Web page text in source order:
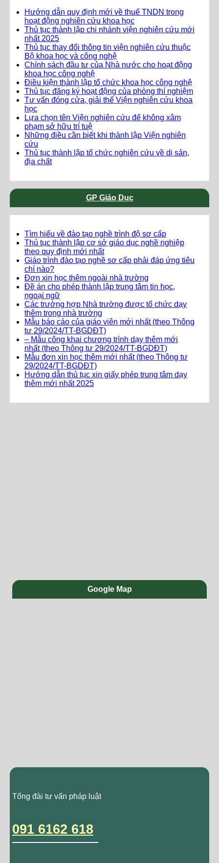
Hướng dẫn quy định mới về thuế TNDN trong
hoạt động nghiên cứu khoa học
Thủ tục thành lập chi nhánh viện nghiên cứu mới
nhất 2025
Thủ tục thay đổi thông tin viện nghiên cứu thuộc
Bộ khoa học và công nghệ
Chính sách đầu tư của Nhà nước cho hoạt động
khoa học công nghệ
Điều kiện thành lập tổ chức khoa học công nghệ
Thủ tục đăng ký hoạt động của phòng thí nghiệm
Tư vấn đóng cửa, giải thể Viện nghiên cứu khoa
học
Lựa chọn tên Viện nghiên cứu để không xâm
phạm sở hữu trí tuệ
Những điều cần biết khi thành lập Viện nghiên
cứu
Thủ tục thành lập tổ chức nghiên cứu về di sản,
địa chất
GP Giáo Dục
Tìm hiểu về đào tạo nghề trình độ sơ cấp
Thủ tục thành lập cơ sở giáo dục nghề nghiệp
theo quy định mới nhất
Giáo trình đào tạo nghề sơ cấp phải đáp ứng tiêu
chí nào?
Đơn xin học thêm ngoài nhà trường
Đề án cho phép thành lập trung tâm tin học,
ngoại ngữ
Các trường hợp Nhà trường được tổ chức dạy
thêm trong nhà trường
Mẫu báo cáo của giáo viên mới nhất (theo Thông
tư 29/2024/TT-BGDĐT)
– Mẫu công khai chương trình dạy thêm mới
nhất (theo Thông tư 29/2024/TT-BGDĐT)
Mẫu đơn xin học thêm mới nhất (theo Thông tư
29/2024/TT-BGDĐT)
Hướng dẫn thủ tục xin giấy phép trung tâm dạy
thêm mới nhất 2025
Google Map
Tổng đài tư vấn pháp luật
091 6162 618